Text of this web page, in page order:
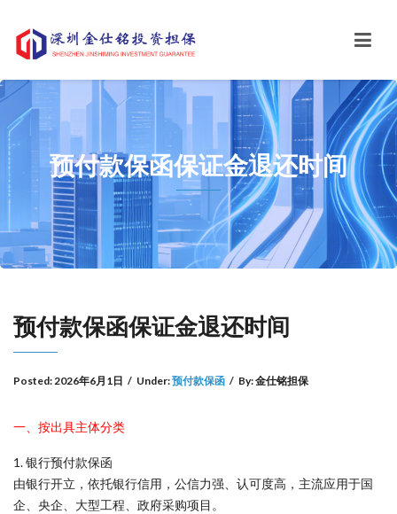
预付款保函保证金退还时间
预付款保函保证金退还时间
Posted:2026年6月1日 / Under:预付款保函 / By:金仕铭担保
一、按出具主体分类
1. 银行预付款保函
由银行开立，依托银行信用，公信力强、认可度高，主流应用于国
企、央企、大型工程、政府采购项目。